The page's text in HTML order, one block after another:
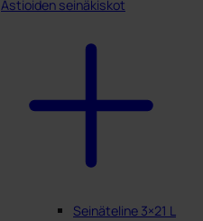
Astioiden seinäkiskot
Seinäteline 3×21 L